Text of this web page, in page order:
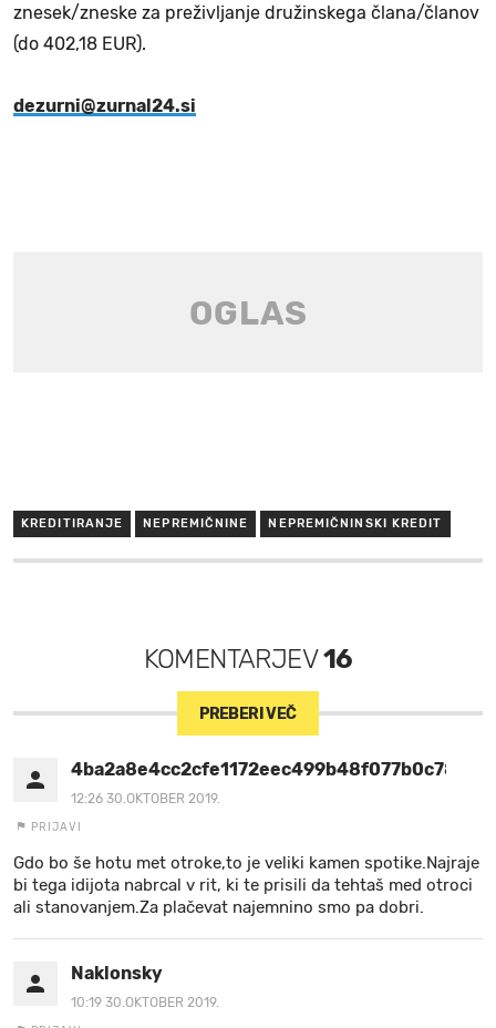
znesek/zneske za preživljanje družinskega člana/članov
(do 402,18 EUR).
dezurni@zurnal24.si
KREDITIRANJE NEPREMIČNINE NEPREMIČNINSKI KREDIT
KOMENTARJEV16
PREBERI VEČ
12:26 30.OKTOBER 2019.
PRIJAVI
Gdo bo še hotu met otroke,to je veliki kamen spotike.Najraje
bi tega idijota nabrcal v rit, ki te prisili da tehtaš med otroci
ali stanovanjem.Za plačevat najemnino smo pa dobri.
Naklonsky
10:19 30.OKTOBER 2019.